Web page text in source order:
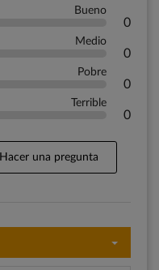
Bueno
0
Medio
0
Pobre
0
Terrible
0
Hacer una pregunta